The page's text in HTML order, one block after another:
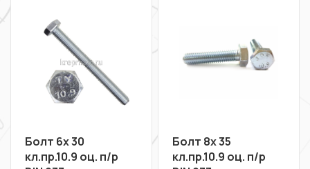
Болт 6х 30
кл.пр.10.9 оц. п/р
Болт 8х 35
кл.пр.10.9 оц. п/р